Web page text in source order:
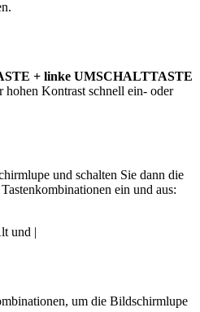
+ linke UMSCHALTTASTE
hohen Kontrast schnell ein- oder
und schalten Sie dann die
ein und aus:
und |
um die Bildschirmlupe